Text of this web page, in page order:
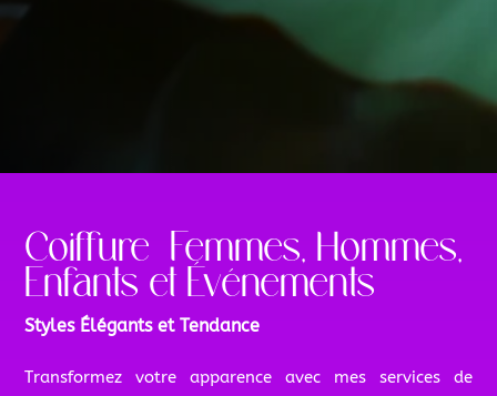
Coiffure Femmes, Hommes,
Enfants et Événements
Styles Élégants et Tendance
Transformez votre apparence avec mes services de